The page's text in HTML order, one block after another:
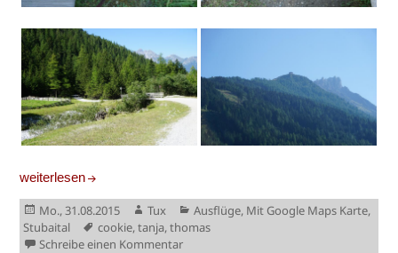
Ferien im Stubaital – Anfang der zweiten Woche
weiterlesen
Veröffentlicht
am
Mo., 31.08.2015 Autor
Tux Kategorien
Ausflüge, Mit Google Maps Karte,
Stubaital
Schlagwörter
cookie,tanja,thomas
Schreibe einen Kommentarzu Ferien im Stubaital – Anfang der